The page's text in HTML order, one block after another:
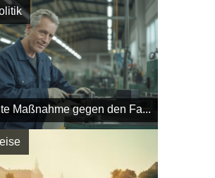
Maßnahme gegen den Fa...